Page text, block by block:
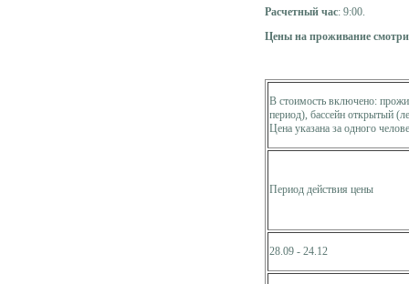
Расчетный час: 9:00.
Цены на проживание
В стоимость включено:
период), бассейн открытый
Цена указана за одного
Период действия цены
28.09 - 24.12